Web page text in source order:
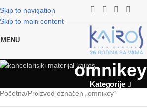
Skip to navigation
Skip to main content
MENU
omnikey
Kategorije
Početna Proizvod označen „omnikey“